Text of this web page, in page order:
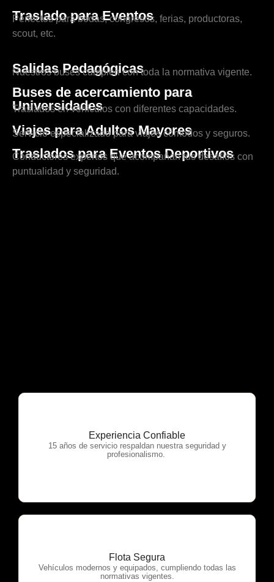
Traslado para Eventos
Perfectos para bodas, congresos, ferias, productoras,
scout, etc.
Salidas Pedagógicas
Nuestros buses cumplen con toda la normativa vigente.
Buses de acercamiento para
Universidades
Traslados en vehículos con diferentes capacidades.
Viajes para Adultos Mayores
Servicio especializado para viajes cómodos y seguros.
Traslados para Eventos Deportivos
Conductores expertos que acompañan tus desafíos con
puntualidad y seguridad.
Experiencia Confiable
15 años de servicio respaldan nuestra seguridad y
profesionalismo.
OTP Servicios
Flota Segura
Vehículos modernos y equipados, cumpliendo todas las
normativas vigentes.
OTP Servicios